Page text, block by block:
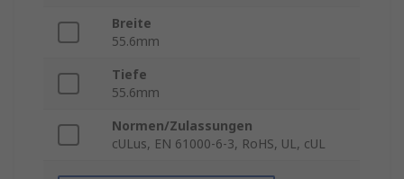
Breite
55.6mm
Tiefe
55.6mm
Normen/Zulassungen
cULus, EN 61000-6-3, RoHS, UL, cUL